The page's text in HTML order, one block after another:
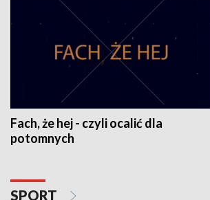
Fach, że hej - czyli ocalić dla
potomnych
SPORT